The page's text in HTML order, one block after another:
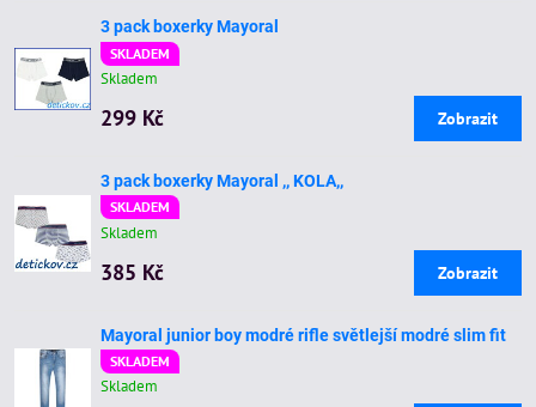
3 pack boxerky Mayoral
SKLADEM
Skladem
299 Kč Zobrazit
3 pack boxerky Mayoral ,, KOLA,,
SKLADEM
Skladem
385 Kč Zobrazit
Mayoral junior boy modré rifle světlejší modré slim fit
SKLADEM
Skladem